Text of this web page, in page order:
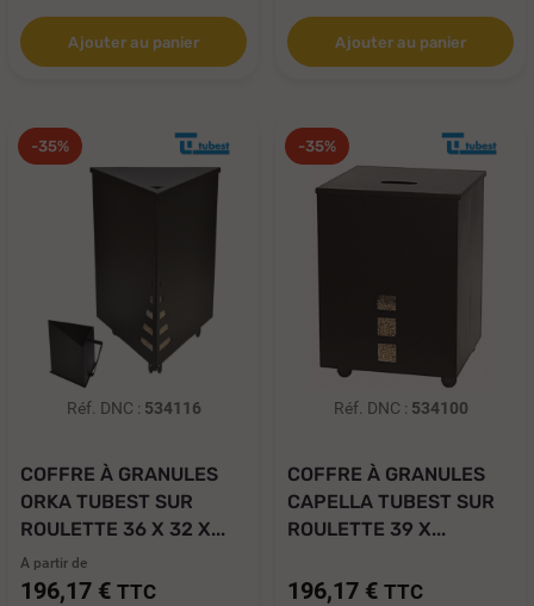
Ajouter au panier Ajouter au panier
-35%
Réf. DNC : 534116
COFFRE À GRANULES
ORKA TUBEST SUR
ROULETTE 36 X 32 X...
A partir de
196,17 € TTC
-35%
Réf. DNC : 534100
COFFRE À GRANULES
CAPELLA TUBEST SUR
ROULETTE 39 X...
196,17 € TTC